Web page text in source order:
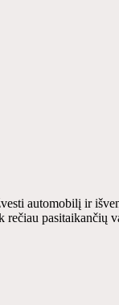
automobilį ir
pasitaikančių